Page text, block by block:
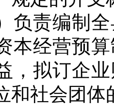
责编制全
本经营预
，拟订企
和社会团体